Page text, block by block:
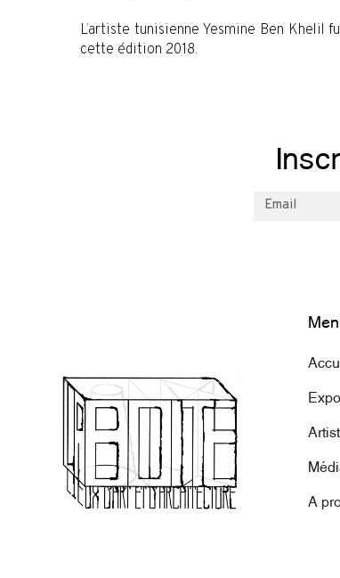
L’artiste tunisienne Yesmine Ben Khelil
cette édition 2018.
A